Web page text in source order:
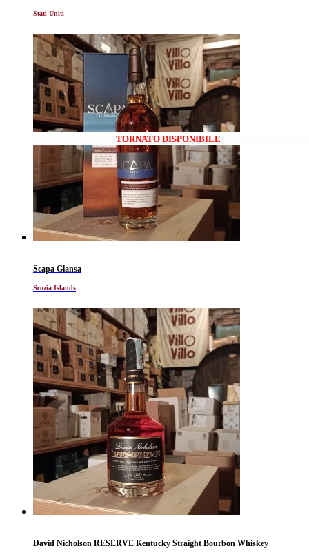
Stati Uniti
TORNATO DISPONIBILE
Scapa Glansa
Scozia Islands
David Nicholson RESERVE Kentucky Straight Bourbon Whiskey